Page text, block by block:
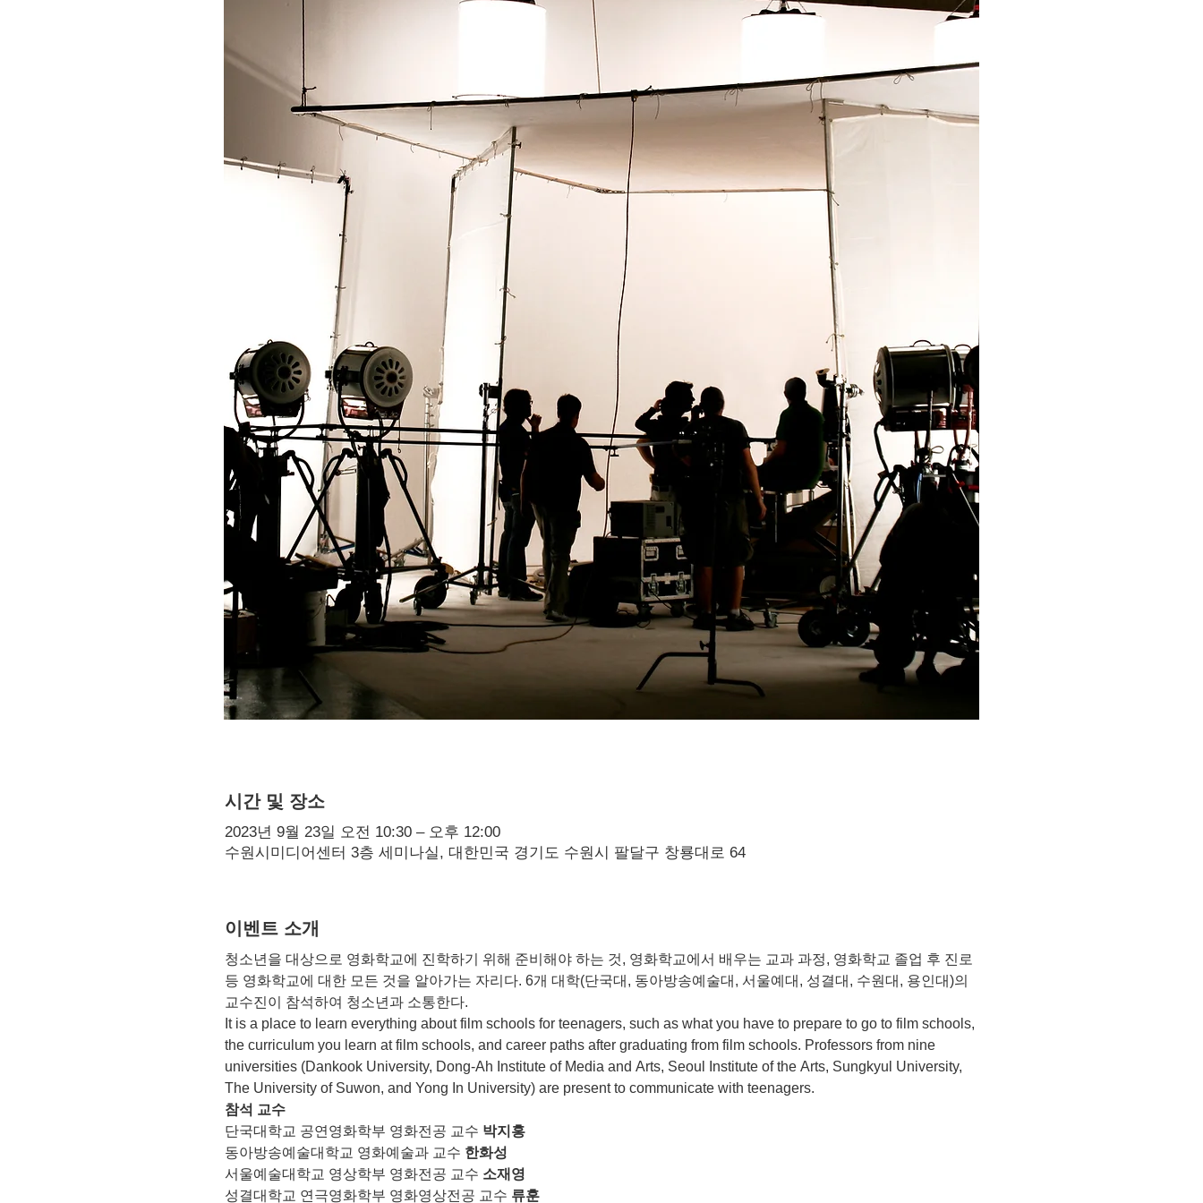
시간 및 장소
2023년 9월 23일 오전 10:30 – 오후 12:00
수원시미디어센터 3층 세미나실, 대한민국 경기도 수원시 팔달구 창룡대로 64
이벤트 소개
청소년을 대상으로 영화학교에 진학하기 위해 준비해야 하는 것, 영화학교에서 배우는 교과 과정, 영화학교 졸업 후 진로
등 영화학교에 대한 모든 것을 알아가는 자리다. 6개 대학(단국대, 동아방송예술대, 서울예대, 성결대, 수원대, 용인대)의
교수진이 참석하여 청소년과 소통한다.
It is a place to learn everything about film schools for teenagers, such as what you have to prepare to go to film schools,
the curriculum you learn at film schools, and career paths after graduating from film schools. Professors from nine
universities (Dankook University, Dong-Ah Institute of Media and Arts, Seoul Institute of the Arts, Sungkyul University,
The University of Suwon, and Yong In University) are present to communicate with teenagers.
참석 교수
단국대학교 공연영화학부 영화전공 교수 박지홍
동아방송예술대학교 영화예술과 교수 한화성
서울예술대학교 영상학부 영화전공 교수 소재영
성결대학교 연극영화학부 영화영상전공 교수 류훈